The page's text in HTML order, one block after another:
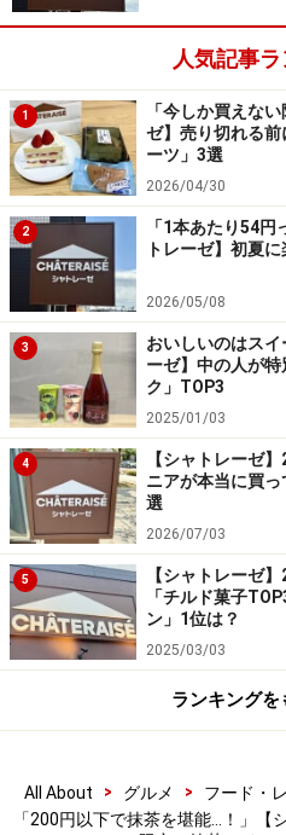
です。
甘みと苦味のバランスが絶妙
ん！
食べてみると、ほのかな甘
がるスポンジ生地と、北海
しっかりとした甘みがマッチ
たっぷりの抹茶ホイップク
あんこと一緒に食べてもく
わ食感のロール生地と、と
やかに楽しめます。
3. 「宇治抹茶のホイ
道産小豆の粒あん入り
「宇治抹茶のホイップクリーム
入り」151円（税込）
かな雪平（せっぺい）生地で
ホイップクリームとシャト
人気記事
1
「今しか買えな
ゼ】売り切れる
ーツ」3選
2026/04/30
2
「1本あたり54
トレーゼ】初夏
2026/05/08
3
おいしいのはス
ーゼ】中の人が
ク」TOP3
2025/01/03
4
【シャトレーゼ
ニアが本当に買
選
2026/07/03
5
【シャトレーゼ
「チルド菓子
ン」1位は？
2025/03/03
ランキングを
All About > グルメ > フード・
「200円以下で抹茶を堪能…！」【